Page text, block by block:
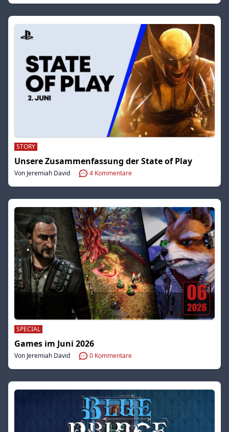
STORY
Unsere Zusammenfassung der State of Play
Von Jeremiah David 4 Kommentare
SPECIAL
Games im Juni 2026
Von Jeremiah David 0 Kommentare